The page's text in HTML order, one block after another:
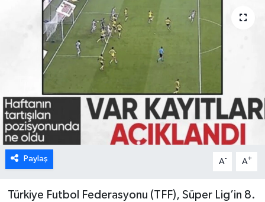
Paylaş A- A+
Türkiye Futbol Federasyonu (TFF), Süper Lig’in 8.